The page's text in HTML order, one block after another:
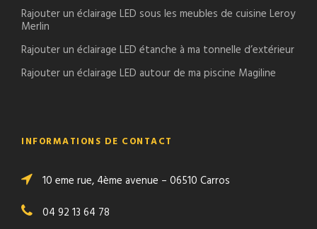
Rajouter un éclairage LED sous les meubles de cuisine Leroy
Merlin
Rajouter un éclairage LED étanche à ma tonnelle d’extérieur
Rajouter un éclairage LED autour de ma piscine Magiline
INFORMATIONS DE CONTACT
10 eme rue, 4ème avenue – 06510 Carros
04 92 13 64 78